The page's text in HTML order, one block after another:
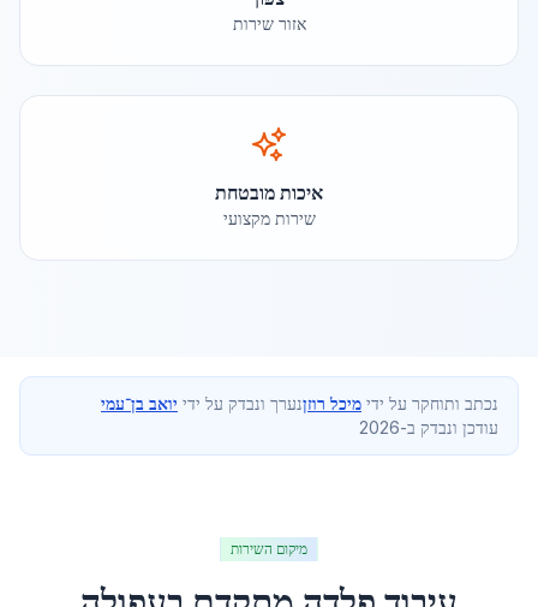
אזור שירות
איכות מובטחת
שירות מקצועי
נכתב ותוחקר על ידי מיכל רוזןנערך ונבדק על ידי יואב בן־עמי
עודכן ונבדק ב-2026
מיקום השירות